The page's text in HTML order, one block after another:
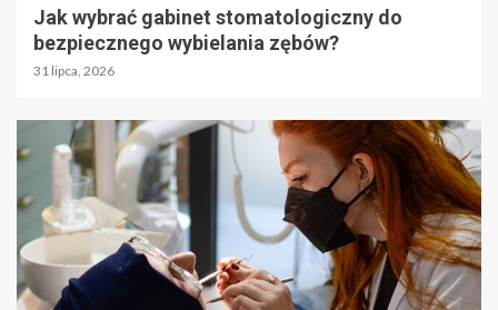
Jak wybrać gabinet stomatologiczny do
bezpiecznego wybielania zębów?
31 lipca, 2026